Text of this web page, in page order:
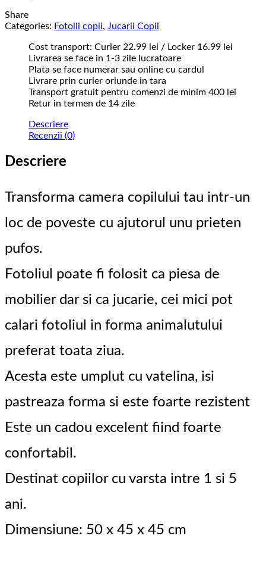
Share
Categories: Fotolii copii, Jucarii Copii
Cost transport: Curier 22.99 lei / Locker 16.99 lei
Livrarea se face in 1-3 zile lucratoare
Plata se face numerar sau online cu cardul
Livrare prin curier oriunde in tara
Transport gratuit pentru comenzi de minim 400 lei
Retur in termen de 14 zile
Descriere
Recenzii (0)
Descriere
Transforma camera copilului tau intr-un
loc de poveste cu ajutorul unu prieten
pufos.
Fotoliul poate fi folosit ca piesa de
mobilier dar si ca jucarie, cei mici pot
calari fotoliul in forma animalutului
preferat toata ziua.
Acesta este umplut cu vatelina, isi
pastreaza forma si este foarte rezistent
Este un cadou excelent fiind foarte
confortabil.
Destinat copiilor cu varsta intre 1 si 5
ani.
Dimensiune: 50 x 45 x 45 cm